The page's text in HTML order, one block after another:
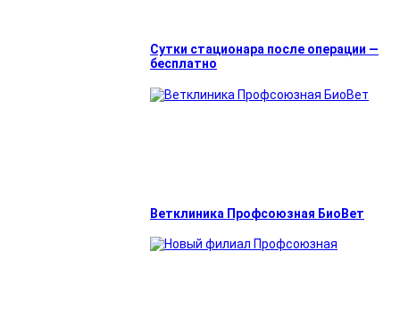
Сутки стационара после операции —
бесплатно
Ветклиника Профсоюзная БиоВет